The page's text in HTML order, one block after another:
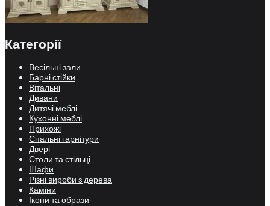
Категорії
Весільні зали
Барні стійки
Вітальні
Дивани
Дитячі меблі
Кухонні меблі
Прихожі
Спальні гарнітури
Двері
Столи та стільці
Шафи
Різні вироби з дерева
Каміни
Ікони та образи